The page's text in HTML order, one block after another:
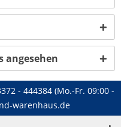
angesehen
- 444384 (Mo.-Fr. 09:00 -
warenhaus.de